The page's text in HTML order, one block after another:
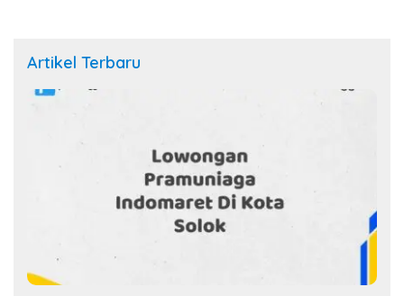
Artikel Terbaru